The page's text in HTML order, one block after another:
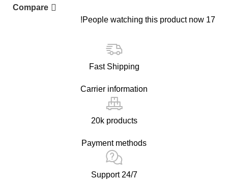
Compare
17
People watching this product now!
Fast Shipping
Carrier information
20k products
Payment methods
24/7 Support